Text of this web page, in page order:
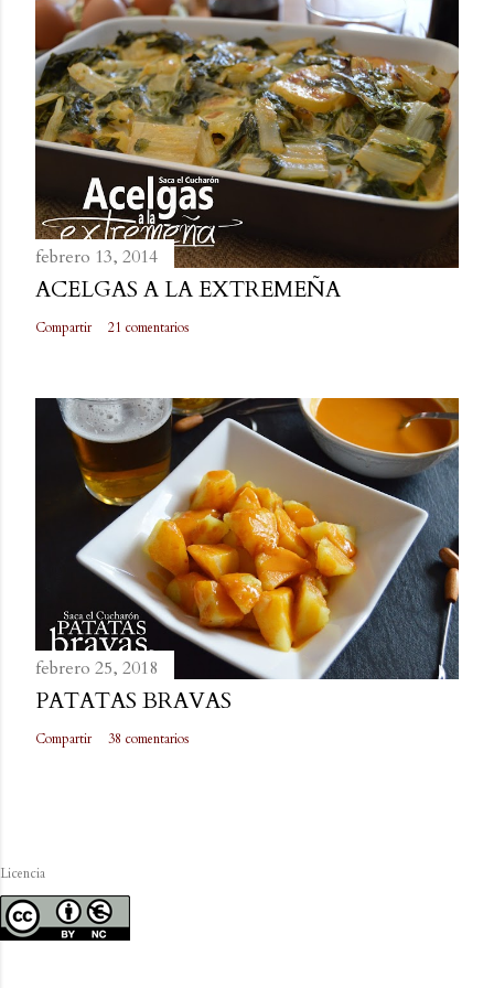
a
r
i
o
febrero 13, 2014
ACELGAS A LA EXTREMEÑA
Compartir 21 comentarios
febrero 25, 2018
PATATAS BRAVAS
Compartir 38 comentarios
Licencia